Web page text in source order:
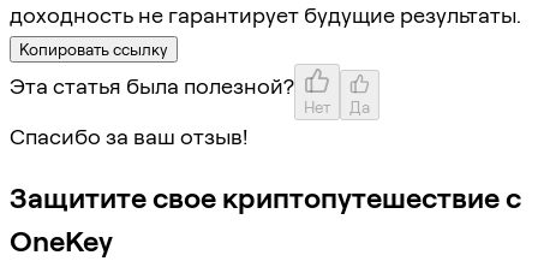
доходность не гарантирует будущие результаты.
Копировать ссылку
Эта статья была полезной?
Нет Да
Спасибо за ваш отзыв!
Защитите свое криптопутешествие с
OneKey